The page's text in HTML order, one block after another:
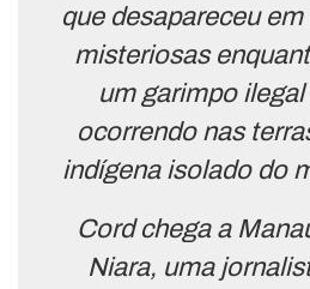
que desapareceu
misteriosas
um garimpo
ocorrendo nas
indígena isolado do
Cord chega a
Niara, uma